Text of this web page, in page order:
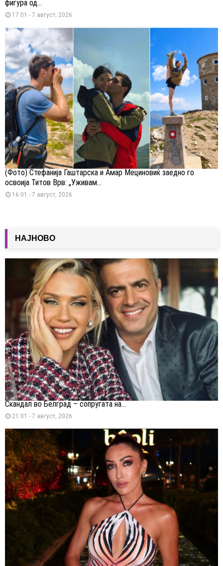
фигура од...
17:01 - 7 август, 2026
(Фото) Стефанија Гаштарска и Амар Мециновиќ заедно го
освоија Титов Врв: „Уживам...
16:01 - 7 август, 2026
НАЈНОВО
Скандал во Белград – сопругата на...
21:01 - 7 август, 2026